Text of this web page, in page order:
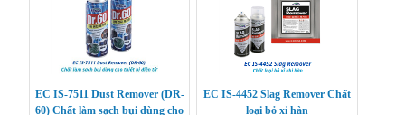
EC IS-7511 Dust Remover (DR-
60) Chất làm sạch bụi dùng cho
EC IS-4452 Slag Remover Chất
loại bỏ xỉ hàn